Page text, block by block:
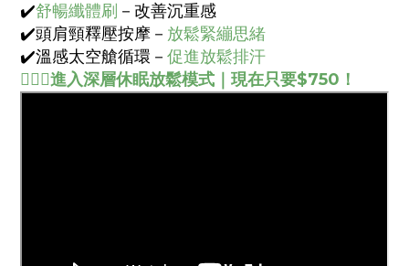
✔️舒暢纖體刷 －改善沉重感
✔️頭肩頸釋壓按摩－ 放鬆緊繃思緒
✔️溫感太空艙循環－ 促進放鬆排汗
💆🏻‍♀️進入深層休眠放鬆模式｜現在只要$750！